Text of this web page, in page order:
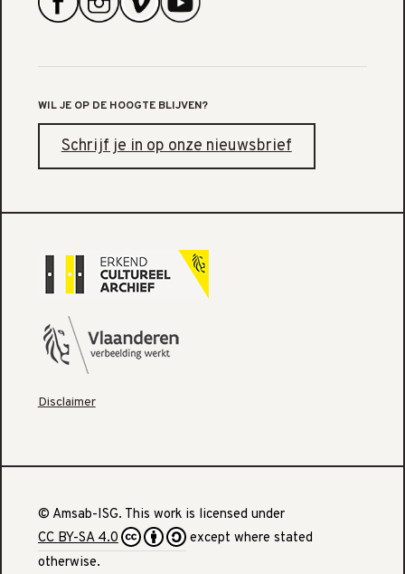
WIL JE OP DE HOOGTE BLIJVEN?
Schrijf je in op onze nieuwsbrief
Disclaimer
© Amsab-ISG. This work is licensed under
CC BY-SA 4.0
except where stated
otherwise.